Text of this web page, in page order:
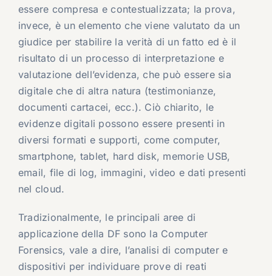
essere compresa e contestualizzata; la prova,
invece, è un elemento che viene valutato da un
giudice per stabilire la verità di un fatto ed è il
risultato di un processo di interpretazione e
valutazione dell’evidenza, che può essere sia
digitale che di altra natura (testimonianze,
documenti cartacei, ecc.). Ciò chiarito, le
evidenze digitali possono essere presenti in
diversi formati e supporti, come computer,
smartphone, tablet, hard disk, memorie USB,
email, file di log, immagini, video e dati presenti
nel cloud.
Tradizionalmente, le principali aree di
applicazione della DF sono la Computer
Forensics, vale a dire, l’analisi di computer e
dispositivi per individuare prove di reati